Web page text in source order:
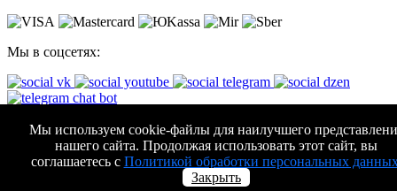
Мы в соцсетях:
АО "КОМПАНИЯ АВТОМАТИЧЕСКИЕ ВОРОТА"
Все права защищены. (с)2026
Мы используем cookie-файлы для наилучшего
нашего сайта. Продолжая использовать этот сайт, вы
соглашаетесь с Политикой обработки персональных
Закрыть